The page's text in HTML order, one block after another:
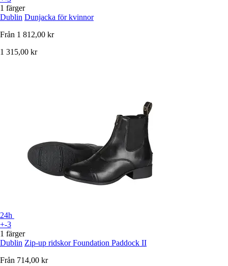
1 färger
Dublin Dunjacka för kvinnor
Från 1 812,00 kr
1 315,00 kr
24h
+-3
1 färger
Dublin Zip-up ridskor Foundation Paddock II
Från 714,00 kr